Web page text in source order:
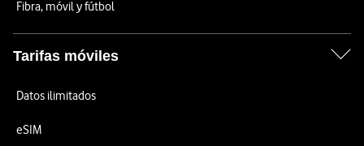
Fibra, móvil y fútbol
Tarifas móviles
Datos ilimitados
eSIM